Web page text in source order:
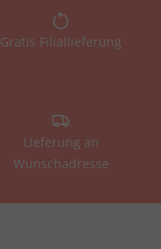
Gratis Filiallieferung
Lieferung an
Wunschadresse